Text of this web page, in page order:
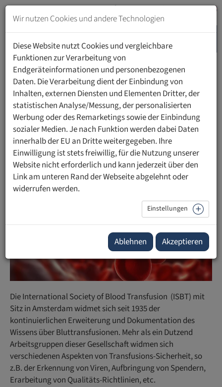
Zum
Inhalt
springen
Navigation
springen
HOME FORSCHUNG TRANSLATIONALE MEDIZIN ISBT
ISBT – DER SCHLÜSSEL ZUR
BLUTTRANSFUSION – AN DER
UFL
Die International Society of Blood Transfusion (ISBT) mit
Sitz in Amsterdam widmet sich seit 1935 der
kontinuierlichen Erweiterung und Dokumentation des
Wissens über Bluttransfusionen. Mehr als ein Dutzend
Arbeitsgruppen dieser Gesellschaft widmen sich
verschiedenen Aspekten von Transfusions-Sicherheit, so
z.B. der Erkennung von Viren, Aufbringung von Spendern,
Erarbeitung von Qualitäts-Richtlinien, etc.
Wir nutzen Cookies und andere Technologien
Diese Website nutzt Cookies und vergleichbare
Funktionen zur Verarbeitung von
Endgeräteinformationen und personenbezogenen
Daten. Die Verarbeitung dient der Einbindung von
Inhalten, externen Diensten und Elementen Dritter, der
statistischen Analyse/Messung, der personalisierten
Werbung oder des Remarketings sowie der Einbindung
sozialer Medien. Je nach Funktion werden dabei Daten
innerhalb der EU an Dritte weitergegeben. Ihre
Einwilligung ist stets freiwillig, für die Nutzung unserer
Website nicht erforderlich und kann jederzeit über den
Link am unteren Rand der Webseite abgelehnt oder
widerrufen werden.
Einstellungen
Ablehnen Akzeptieren